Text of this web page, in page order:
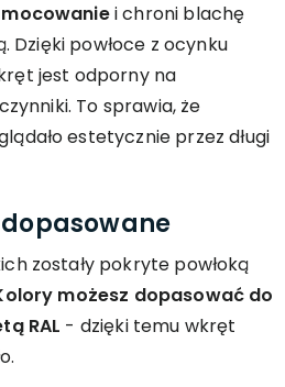
i chroni blachę
Dzięki powłoce z ocynku
jest odporny na
To sprawia, że
estetycznie przez długi
zostały pokryte powłoką
możesz dopasować do
RAL - dzięki temu wkręt